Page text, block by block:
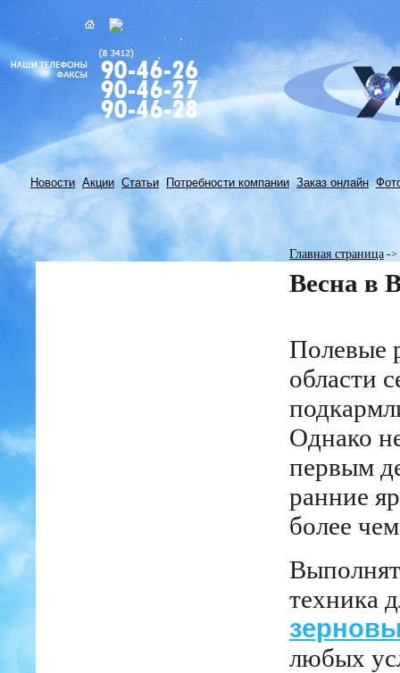
Новости Акции Статьи Потребности компании Заказ онлайн
Главная страница ->
Весна в
Полевые
области
Однако
первым
ранние
более
техника
любых